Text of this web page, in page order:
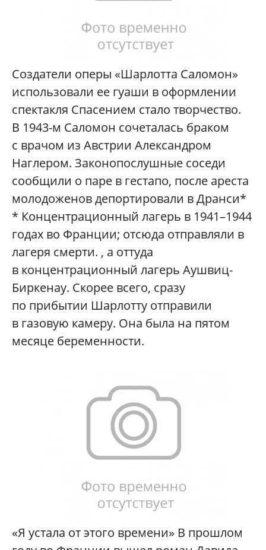
Создатели оперы «Шарлотта Саломон»
использовали ее гуаши в оформлении
спектакля Спасением стало творчество.
В 1943-м Саломон сочеталась браком
с врачом из Австрии Александром
Наглером. Законопослушные соседи
сообщили о паре в гестапо, после ареста
молодоженов депортировали в Дранси*
* Концентрационный лагерь в 1941–1944
годах во Франции; отсюда отправляли в
лагеря смерти. , а оттуда
в концентрационный лагерь Аушвиц-
Биркенау. Скорее всего, сразу
по прибытии Шарлотту отправили
в газовую камеру. Она была на пятом
месяце беременности.
«Я устала от этого времени» В прошлом